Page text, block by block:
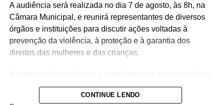
A audiência será realizada no dia 7 de agosto, às 8h, na
Câmara Municipal, e reunirá representantes de diversos
órgãos e instituições para discutir ações voltadas à
prevenção da violência, à proteção e à garantia dos
direitos das mulheres e das crianças.
comunidade nas discussões sobre políticas públicas,
incentivando o exercício da cidadania e o compromisso
CONTINUE LENDO